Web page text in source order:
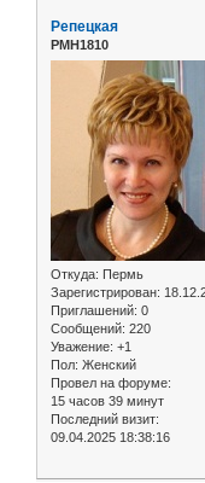
Репецкая
РМН1810
Откуда: Пермь
Зарегистрирован:
Приглашений: 0
Сообщений: 220
Уважение: +1
Пол: Женский
Провел на форуме:
15 часов 39 минут
Последний визит:
09.04.2025 18:38:16